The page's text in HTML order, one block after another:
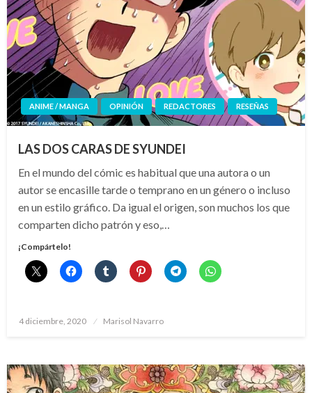
ANIME / MANGA OPINIÓN REDACTORES RESEÑAS
LAS DOS CARAS DE SYUNDEI
En el mundo del cómic es habitual que una autora o un
autor se encasille tarde o temprano en un género o incluso
en un estilo gráfico. Da igual el origen, son muchos los que
comparten dicho patrón y eso,…
¡Compártelo!
Publicado
4 diciembre, 2020 Marisol Navarro